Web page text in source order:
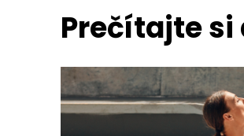
Prečítajte si